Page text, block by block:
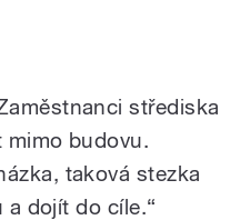
střediska
mimo budovu.
taková stezka
dojít do cíle.“